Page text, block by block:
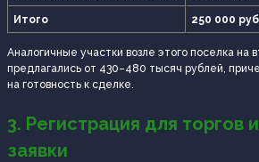
Итого 250 000
Аналогичные участки возле этого поселка на
предлагались от 430–480 тысяч рублей,
на готовность к сделке.
3. Регистрация для торгов
заявки